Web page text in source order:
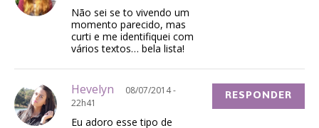
Não sei se to vivendo um
momento parecido, mas
curti e me identifiquei com
vários textos… bela lista!
Hevelyn
08/07/2014 -
22h41
Eu adoro esse tipo de
RESPONDER